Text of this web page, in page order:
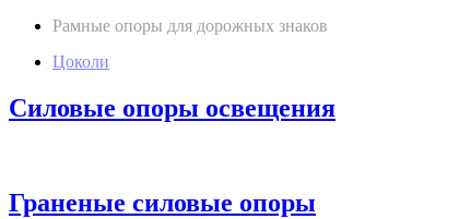
Рамные опоры для дорожных знаков
Цоколи
Силовые опоры освещения
Граненые силовые опоры